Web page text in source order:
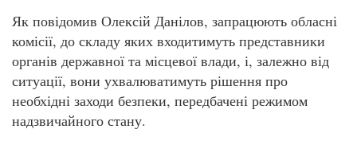
Як повідомив Олексій Данілов, запрацюють обласні
комісії, до складу яких входитимуть представники
органів державної та місцевої влади, і, залежно від
ситуації, вони ухвалюватимуть рішення про
необхідні заходи безпеки, передбачені режимом
надзвичайного стану.